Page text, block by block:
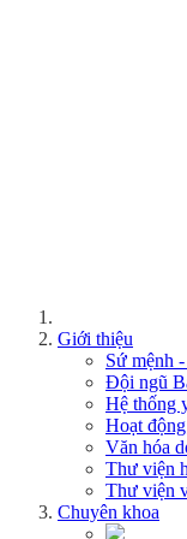
Giới thiệu
Sứ mệnh
Đội ngũ
Hệ thống
Hoạt
Văn hóa
Thư viện
Thư viện
Chuyên khoa